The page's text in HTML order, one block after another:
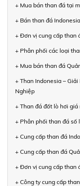
+ Mua bán than đá tại
+ Bán than đá
+ Đơn vị cung cấp than
+ Phân phối các loại
+ Mua bán than đá
+ Than Indonesia –
Nghiệp
+ Than đá đốt lò hơi
+ Phân phối than đá số
+ Cung cấp than đá
+ Cung cấp than đá
+ Đơn vị cung cấp than
+ Công ty cung cấp